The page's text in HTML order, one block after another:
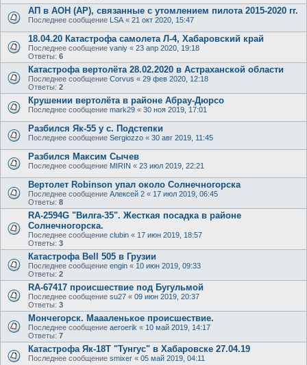
АП в АОН (АР), связанные с утомлением пилота 2015-2020 гг.
Последнее сообщение LSA « 21 окт 2020, 15:47
18.04.20 Катастрофа самолета Л-4, Хабаровский край
Последнее сообщение vaniy « 23 апр 2020, 19:18
Ответы: 6
Катастрофа вертолёта 28.02.2020 в Астраханской области
Последнее сообщение Corvus « 29 фев 2020, 12:18
Ответы: 2
Крушении вертолёта в районе Абрау-Дюрсо
Последнее сообщение mark29 « 30 ноя 2019, 17:01
Разбился Як-55 у с. Подстепки
Последнее сообщение Sergiozzo « 30 авг 2019, 11:45
Разбился Максим Сычев
Последнее сообщение MIRIN « 23 июл 2019, 22:21
Вертолет Robinson упал около Солнечногорска
Последнее сообщение Алексей 2 « 17 июл 2019, 06:45
Ответы: 8
RA-2594G "Вилга-35". Жесткая посадка в районе
Солнечногорска.
Последнее сообщение clubin « 17 июн 2019, 18:57
Ответы: 3
Катастрофа Bell 505 в Грузии
Последнее сообщение engin « 10 июн 2019, 09:33
Ответы: 2
RA-67417 происшествие под Бугульмой
Последнее сообщение su27 « 09 июн 2019, 20:37
Ответы: 3
Мончегорск. Маааленькое происшествие.
Последнее сообщение aeroerik « 10 май 2019, 14:17
Ответы: 7
Катастрофа Як-18Т "Тунгус" в Хабаровске 27.04.19
Последнее сообщение smixer « 05 май 2019, 04:11